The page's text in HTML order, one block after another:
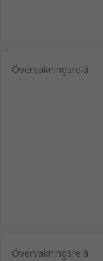
Övervakningsrelä
Övervakningsrelä